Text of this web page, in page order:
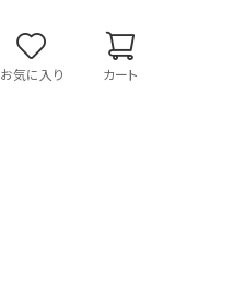
お気に入り カート